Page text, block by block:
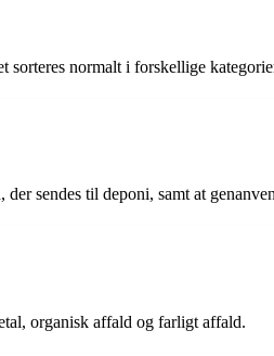
normalt i forskellige
sendes til deponi, samt at
organisk affald og farligt affald.